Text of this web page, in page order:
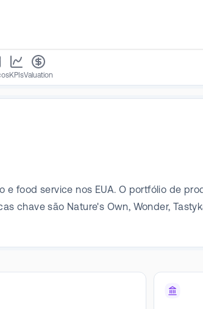
KPIsValuation
food service nos EUA. O portfólio de
chave são Nature's Own, Wonder,